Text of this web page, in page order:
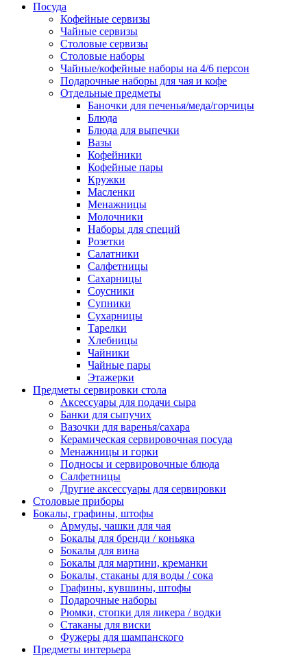
Посуда
Кофейные сервизы
Чайные сервизы
Столовые сервизы
Столовые наборы
Чайные/кофейные наборы на 4/6 персон
Подарочные наборы для чая и кофе
Отдельные предметы
Баночки для печенья/меда/горчицы
Блюда
Блюда для выпечки
Вазы
Кофейники
Кофейные пары
Кружки
Масленки
Менажницы
Молочники
Наборы для специй
Розетки
Салатники
Салфетницы
Сахарницы
Соусники
Супники
Сухарницы
Тарелки
Хлебницы
Чайники
Чайные пары
Этажерки
Предметы сервировки стола
Аксессуары для подачи сыра
Банки для сыпучих
Вазочки для варенья/сахара
Керамическая сервировочная посуда
Менажницы и горки
Подносы и сервировочные блюда
Салфетницы
Другие аксессуары для сервировки
Столовые приборы
Бокалы, графины, штофы
Армуды, чашки для чая
Бокалы для бренди / коньяка
Бокалы для вина
Бокалы для мартини, креманки
Бокалы, стаканы для воды / сока
Графины, кувшины, штофы
Подарочные наборы
Рюмки, стопки для ликера / водки
Стаканы для виски
Фужеры для шампанского
Предметы интерьера